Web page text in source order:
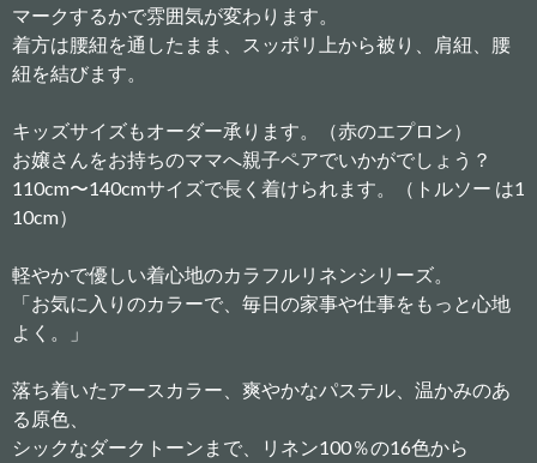
マークするかで雰囲気が変わります。
着方は腰紐を通したまま、スッポリ上から被り、肩紐、腰
紐を結びます。
キッズサイズもオーダー承ります。（赤のエプロン）
お嬢さんをお持ちのママへ親子ペアでいかがでしょう？
110cm〜140cmサイズで長く着けられます。（トルソー は1
10cm）
軽やかで優しい着心地のカラフルリネンシリーズ。
「お気に入りのカラーで、毎日の家事や仕事をもっと心地
よく。」
落ち着いたアースカラー、爽やかなパステル、温かみのあ
る原色、
シックなダークトーンまで、リネン100％の16色から